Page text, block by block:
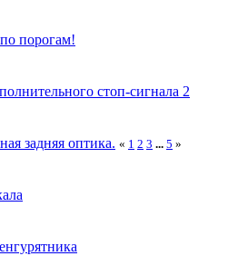
порогам!
стоп-сигнала 2
задняя оптика. « 1 2 3 ... 5 »